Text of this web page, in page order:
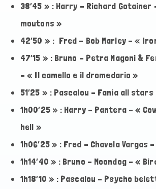
38’45 » : Harry – Richard Gotainer
moutons »
42’50 » : Fred – Bob Marley – «
47’15 » : Bruno – Petra Magoni &
– « Il camello e il dromedario »
51’25 » : Pascalou – Fania all
1h00’25 » : Harry – Pantera – «
hell »
1h06’25 » : Fred – Chavela Vargas
1h14’40 » : Bruno – Moondog – «
1h18’10 » : Pascalou – Psycho